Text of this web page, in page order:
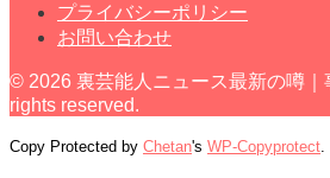
プライバシーポリシー
お問い合わせ
© 2026 裏芸能人ニュース最新の噂｜
rights reserved.
Copy Protected by Chetan's WP-Copyprotect.